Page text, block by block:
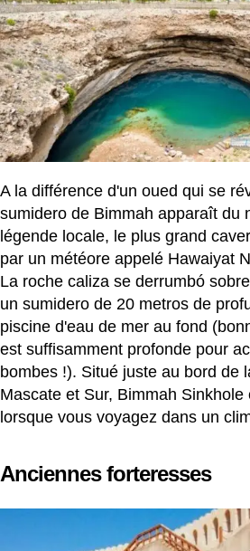
A la différence d'un oued qui se
sumidero de Bimmah apparaît du
légende locale, le plus grand
par un météore appelé Hawaiyat
La roche caliza se derrumbó
un sumidero de 20 metros de
piscine d'eau de mer au fond
est suffisamment profonde pour
bombes !). Situé juste au bord de
Mascate et Sur, Bimmah
lorsque vous voyagez dans un
Anciennes forteresses